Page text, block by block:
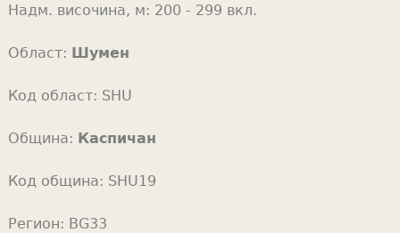
Надм. височина, м: 200 - 299 вкл.
Област: Шумен
Код област: SHU
Община: Каспичан
Код община: SHU19
Регион: BG33